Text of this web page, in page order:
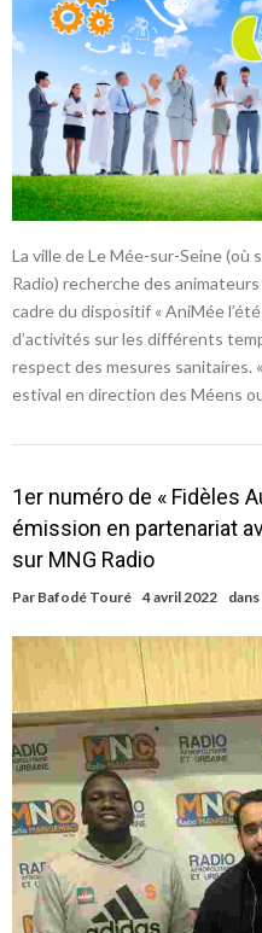
La ville de Le Mée-sur-Seine (où
Radio) recherche des
cadre du dispositif « AniMée
d’activités sur les différents
respect des mesures sanitaires.
estival en direction des Méens
1er numéro de « Fidèles
émission en partenariat
sur MNG Radio
Par Bafodé Touré 4 avril 2022 dans